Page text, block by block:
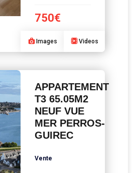
750€
Images Videos
APPARTEMENT
T3 65.05M2
NEUF VUE
MER PERROS-
GUIREC
Vente